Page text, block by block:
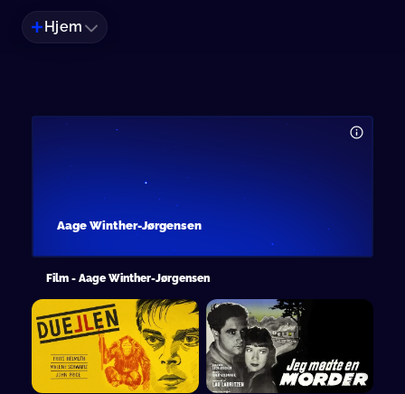
Hjem
Aage Winther-Jørgensen
Film - Aage Winther-Jørgensen